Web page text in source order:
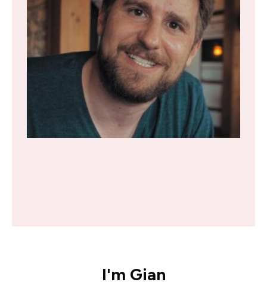
I'm Gian